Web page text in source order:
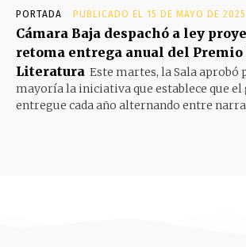
PORTADA PUBLICADO EL 15 DE MAYO DE 2025
Cámara Baja despachó a ley
retoma entrega anual del
Literatura Este martes, la Sala aprobó
mayoría la iniciativa que establece que el
entregue cada año alternando entre